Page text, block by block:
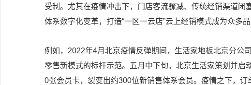
受制。尤其在疫情冲击下，门店客流骤减、传统经销渠道
体系数字化变革，打造“一区一云店”云上经销模式成为众多
例如，2022年4月北京疫情反弹期间，生活家地板北京分公
零售新模式的标杆示范。五月中下旬，北京生活家策划并
0张会员卡，裂变出约300位新销售体系会员。疫情之下，